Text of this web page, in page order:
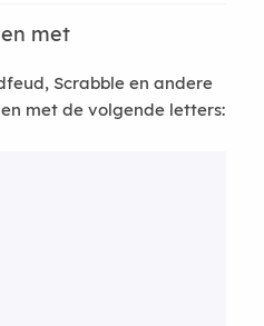
met
Scrabble en andere
met de volgende letters: